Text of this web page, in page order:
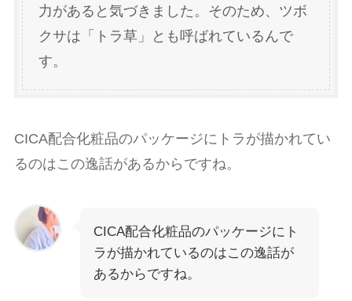
力があると気づきました。そのため、ツボ
クサは「トラ草」とも呼ばれているんで
す。
CICA配合化粧品のパッケージにトラが描かれてい
るのはこの逸話があるからですね。
CICA配合化粧品のパッケージにト
ラが描かれているのはこの逸話が
あるからですね。